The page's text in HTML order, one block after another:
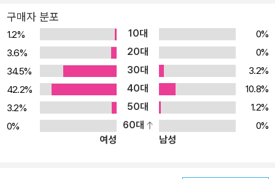
구매자 분포
1.2% 10대
0%
3.6%
20대
0%
34.5%
30대
3.2%
42.2%
40대
10.8%
3.2%
50대
1.2%
0%
60대
0%
여성
남성